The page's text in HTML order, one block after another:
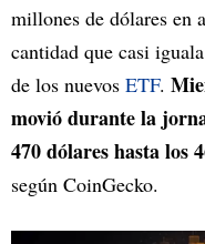
millones de dólares en
cantidad que casi
de los nuevos ETF.
movió durante la
470 dólares hasta los
según CoinGecko.